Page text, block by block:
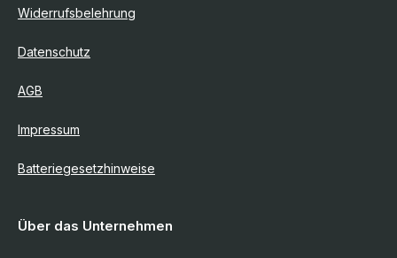
Widerrufsbelehrung
Datenschutz
AGB
Impressum
Batteriegesetzhinweise
Über das Unternehmen